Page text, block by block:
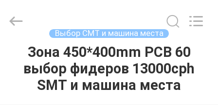
ДОМ
ПРОДУКТЫ
Management
Services
Выбор СМТ и машина места
Зона 450*400mm PCB 60
выбор фидеров 13000cph
SMT и машина места